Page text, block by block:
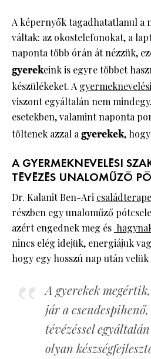
A képernyők tagadhatatlanul a
váltak: az okostelefonokat, a
naponta több órán át nézzük,
gyerekeink is egyre többet
készülékeket. A
viszont egyáltalán nem
esetekben, valamint naponta
töltenek azzal agyerekek,
A GYERMEKNEVELÉSI
TÉVÉZÉS UNALOMŰZÓ
Dr. Kalanit Ben-Ari
részben egy unaloműző
azért engednek meg és
nincs elég idejük, energiájuk
hogy egy hosszú nap után
A gyerekek
jár a
tévézéssel
olyan